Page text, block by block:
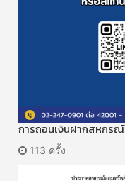
การถอนเงินฝากสหกรณ์
113 ครั้ง